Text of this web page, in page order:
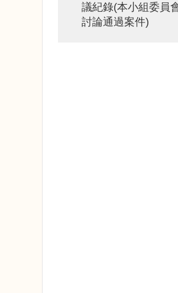
議紀錄(本小組委員
討論通過案件)